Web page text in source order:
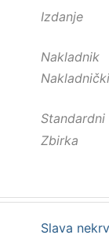
Izdanje
Nakladnik
Zbirka
Slava